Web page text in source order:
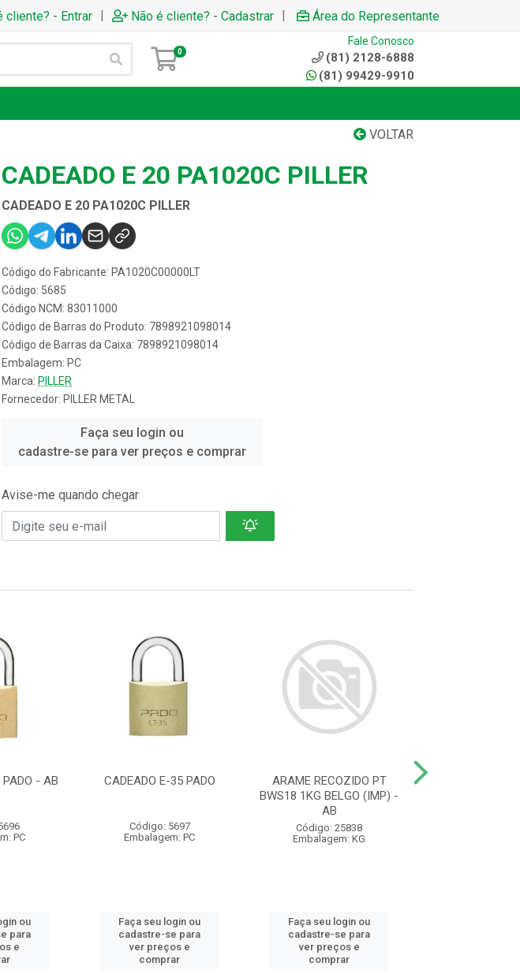
cliente? - Entrar | Não é cliente? - Cadastrar | Área do Representante
0
Fale Conosco
(81) 2128-6888
(81) 99429-9910
VOLTAR
CADEADO E 20 PA1020C PILLER
CADEADO E 20 PA1020C PILLER
Código do Fabricante: PA1020C00000LT
Código: 5685
Código NCM: 83011000
Código de Barras do Produto: 7898921098014
Código de Barras da Caixa: 7898921098014
Embalagem: PC
Marca: PILLER
Fornecedor: PILLER METAL
Faça seu login ou
cadastre-se para ver preços e comprar
Avise-me quando chegar
- AB
PC
ou
para
e
CADEADO E-35 PADO
Código: 5697
Embalagem: PC
Faça seu login ou
cadastre-se para
ver preços e
comprar
ARAME RECOZIDO PT
BWS18 1KG BELGO (IMP) -
AB
Código: 25838
Embalagem: KG
Faça seu login ou
cadastre-se para
ver preços e
comprar